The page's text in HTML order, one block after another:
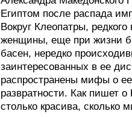
Египтом после распада
Вокруг Клеопатры,
женщины, еще при жизни
басен, нередко
заинтересованных в ее
распространены мифы о
развратности. Как пишет
столько красива, сколько